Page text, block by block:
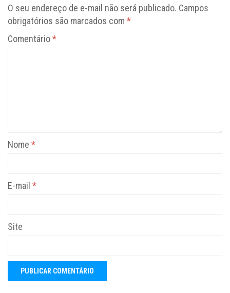
O seu endereço de e-mail não será publicado. Campos
obrigatórios são marcados com *
Comentário*
Nome *
E-mail *
Site